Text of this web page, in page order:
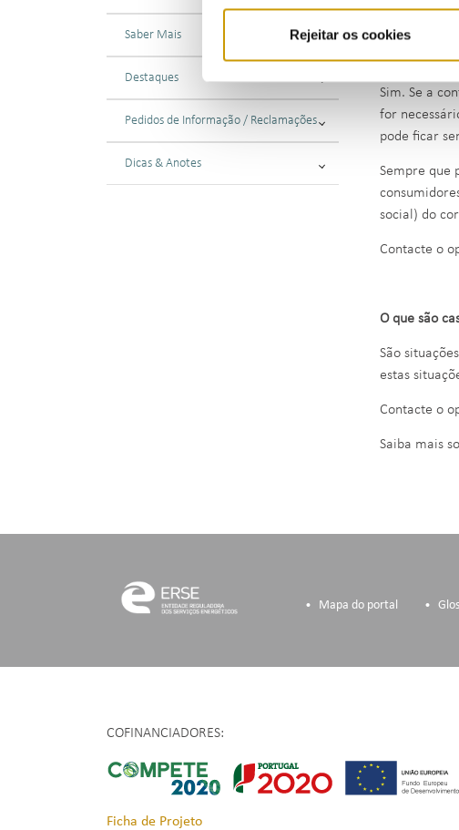
Rejeitar os cookies
Saber Mais
Destaques
Pedidos de Informação / Reclamações
Dicas & Anotes
O
Sim. Se a
for
pode ficar
Sempre que
social) do
Contacte o
O que são
São
estas
Contacte o
Saiba mais
Mapa do portal
COFINANCIADORES:
Ficha de Projeto